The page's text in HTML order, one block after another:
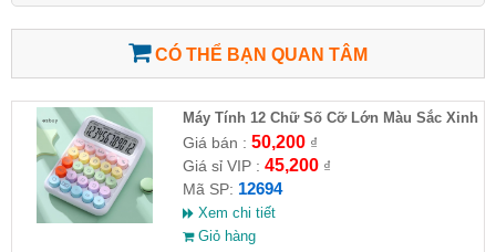
CÓ THỂ BẠN QUAN TÂM
Máy Tính 12 Chữ Số Cỡ Lớn Màu Sắc Xinh
Xắn
Giá bán : 50,200₫
Giá sỉ VIP : 45,200₫
Mã SP: 12694
Xem chi tiết
Giỏ hàng